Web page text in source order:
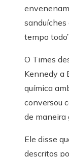
sanduíches
tempo
O Times
Kennedy a
química
conversou
de maneira
Ele disse
descritos